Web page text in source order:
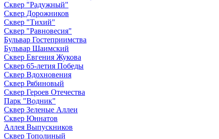
Сквер "Радужный"
Сквер Дорожников
Сквер "Тихий"
Cквер "Равновесия"
Бульвар Гостеприимства
Бульвар Шаимский
Сквер Евгения Жукова
Сквер 65-летия Победы
Сквер Вдохновения
Сквер Рябиновый
Сквер Героев Отечества
Парк "Водник"
Сквер Зеленые Аллеи
Сквер Юннатов
Аллея Выпускников
Сквер Тополиный